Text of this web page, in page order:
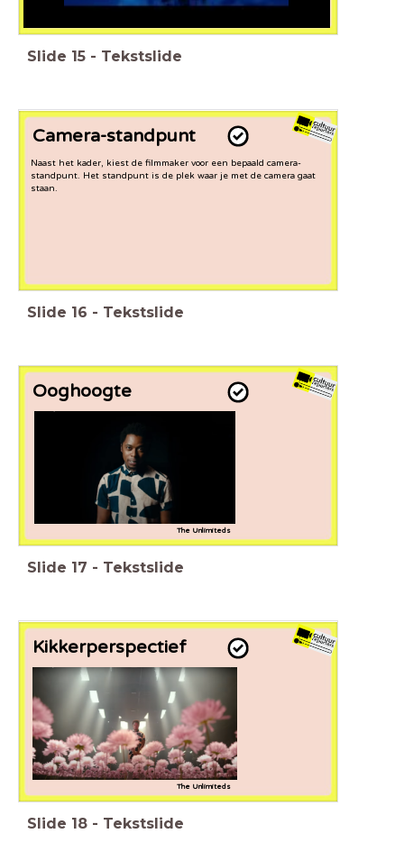
Slide 15 - Tekstslide
Naast het kader, kiest de filmmaker voor een bepaald camera-
standpunt. Het standpunt is de plek waar je met de camera gaat
staan.
Camera-standpunt
Slide 16 - Tekstslide
Ooghoogte
The Unlimiteds
Slide 17 - Tekstslide
Kikkerperspectief
The Unlimiteds
Slide 18 - Tekstslide